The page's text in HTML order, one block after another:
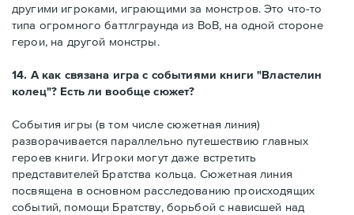
другими игроками, играющими за монстров. Это что-то
типа огромного баттлграунда из ВоВ, на одной стороне
герои, на другой монстры.
14. А как связана игра с событиями книги "Властелин
колец"? Есть ли вообще сюжет?
События игры (в том числе сюжетная линия)
разворачивается параллельно путешествию главных
героев книги. Игроки могут даже встретить
представителей Братства кольца. Сюжетная линия
посвящена в основном расследованию происходящих
событий, помощи Братству, борьбой с нависшей над